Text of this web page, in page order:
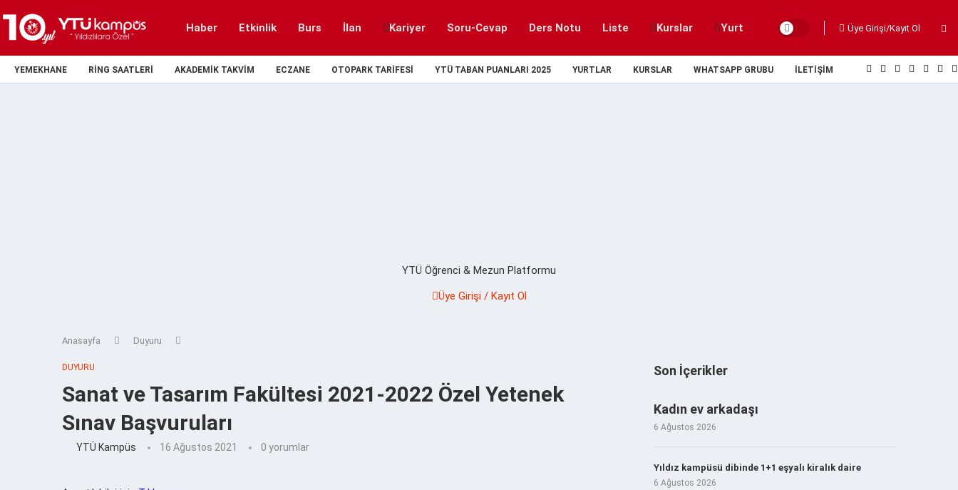
Haber Etkinlik Burs İlan Kariyer Soru-Cevap Ders Notu Liste Kurslar Yurt Üye Girişi/Kayıt Ol
YEMEKHANE RING SAATLERI AKADEMIK TAKVIM ECZANE OTOPARK TARIFESI YTÜ TABAN PUANLARI 2025 YURTLAR KURSLAR WHATSAPP GRUBU İLETIŞIM
YTÜ Öğrenci & Mezun Platformu
Üye Girişi / Kayıt Ol
Anasayfa Duyuru
DUYURU
Sanat ve Tasarım Fakültesi 2021-2022 Özel Yetenek
Sınav Başvuruları
YTÜ Kampüs 16 Ağustos 2021 0 yorumlar
Son İçerikler
Kadın ev arkadaşı
6 Ağustos 2026
Yıldız kampüsü dibinde 1+1 eşyalı kiralık daire
6 Ağustos 2026